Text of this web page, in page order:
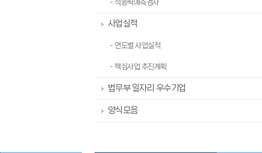
- 적응력예측검사
> 사업실적
- 연도별 사업실적
- 핵심사업 추진계획
> 법무부 일자리 우수기업
> 양식모음